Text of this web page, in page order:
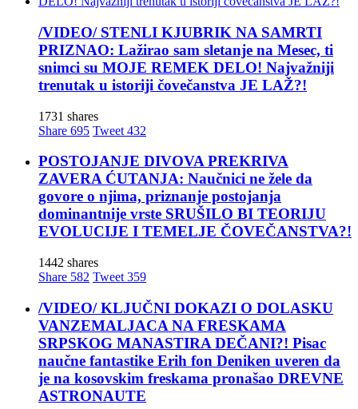
/VIDEO/ STENLI KJUBRIK NA SAMRTI
PRIZNAO: Lažirao sam sletanje na Mesec, ti
snimci su MOJE REMEK DELO! Najvažniji
trenutak u istoriji čovečanstva JE LAŽ?!
1731 shares
Share 695 Tweet 432
POSTOJANJE DIVOVA PREKRIVA
ZAVERA ĆUTANJA: Naučnici ne žele da
govore o njima, priznanje postojanja
dominantnije vrste SRUŠILO BI TEORIJU
EVOLUCIJE I TEMELJE ČOVEČANSTVA?!
1442 shares
Share 582 Tweet 359
/VIDEO/ KLJUČNI DOKAZI O DOLASKU
VANZEMALJACA NA FRESKAMA
SRPSKOG MANASTIRA DEČANI?! Pisac
naučne fantastike Erih fon Deniken uveren da
je na kosovskim freskama pronašao DREVNE
ASTRONAUTE